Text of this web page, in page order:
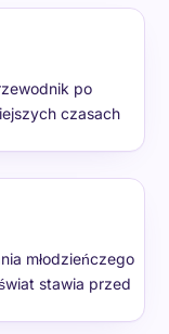
po
czasach
młodzieńczego
stawia przed